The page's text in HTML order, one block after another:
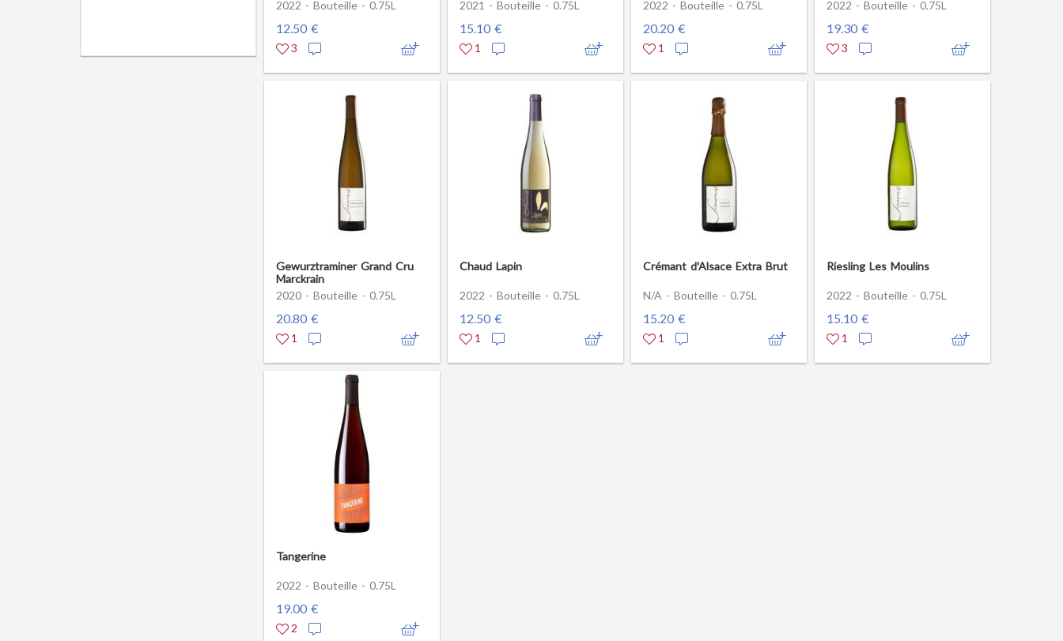
2022 - Bouteille - 0.75L
12.50 €
3
2021 - Bouteille - 0.75L
15.10 €
1
2022 - Bouteille - 0.75L
20.20 €
1
2022 - Bouteille - 0.75L
19.30 €
3
Gewurztraminer Grand Cru
Marckrain
2020 - Bouteille - 0.75L
20.80 €
1
Chaud Lapin
2022 - Bouteille - 0.75L
12.50 €
1
Crémant d'Alsace Extra Brut
N/A - Bouteille - 0.75L
15.20 €
1
Riesling Les Moulins
2022 - Bouteille - 0.75L
15.10 €
1
Tangerine
2022 - Bouteille - 0.75L
19.00 €
2